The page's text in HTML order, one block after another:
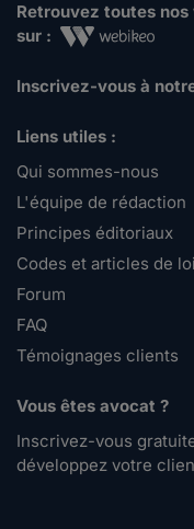
Retrouvez toutes
sur :
Inscrivez-vous à
Liens utiles :
Qui sommes-nous
L'équipe de rédaction
Principes éditoriaux
Codes et articles de loi
Forum
FAQ
Témoignages clients
Vous êtes avocat ?
Inscrivez-vous
développez votre